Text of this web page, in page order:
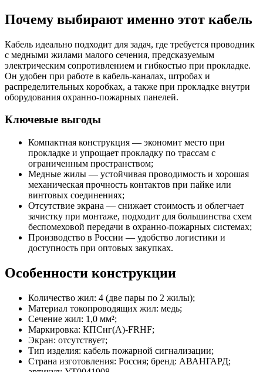
Почему выбирают именно этот кабель
Кабель идеально подходит для задач, где требуется проводник
с медными жилами малого сечения, предсказуемым
электрическим сопротивлением и гибкостью при прокладке.
Он удобен при работе в кабель-каналах, штробах и
распределительных коробках, а также при прокладке внутри
оборудования охранно-пожарных панелей.
Ключевые выгоды
Компактная конструкция — экономит место при
прокладке и упрощает прокладку по трассам с
ограниченным пространством;
Медные жилы — устойчивая проводимость и хорошая
механическая прочность контактов при пайке или
винтовых соединениях;
Отсутствие экрана — снижает стоимость и облегчает
зачистку при монтаже, подходит для большинства схем
беспомеховой передачи в охранно-пожарных системах;
Производство в России — удобство логистики и
доступность при оптовых закупках.
Особенности конструкции
Количество жил: 4 (две пары по 2 жилы);
Материал токопроводящих жил: медь;
Сечение жил: 1,0 мм²;
Маркировка: КПСнг(A)-FRHF;
Экран: отсутствует;
Тип изделия: кабель пожарной сигнализации;
Страна изготовления: Россия; бренд: АВАНГАРД;